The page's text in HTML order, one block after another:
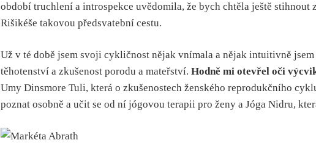
období truchlení a introspekce uvědomila, že bych chtěla ještě
Rišikéše takovou předsvatební cestu.
Už v té době jsem svoji cykličnost nějak vnímala a nějak intuitivně
těhotenství a zkušenost porodu a mateřství. Hodně mi otevřel oči
Umy Dinsmore Tuli, která o zkušenostech ženského reprodukčního
poznat osobně a učit se od ní jógovou terapii pro ženy a Jóga Nidru,